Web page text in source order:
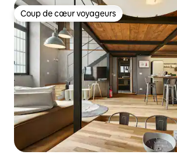
Coup de cœur voyageurs
Coup de cœur voyageurs